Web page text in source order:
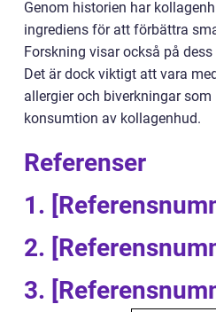
Genom historien har
ingrediens för att förbättra
Forskning visar också på
Det är dock viktigt att vara
allergier och biverkningar
konsumtion av kollagenhud.
Referenser
1.
2.
3.